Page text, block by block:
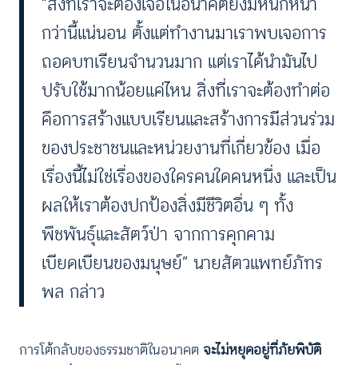
กว่านี้แน่นอน ตั้งแต่ทำงานมาเราพบเจอการ
ถอดบทเรียนจำนวนมาก แต่เราได้นำมันไป
ปรับใช้มากน้อยแค่ไหน สิ่งที่เราจะต้องทำต่อ
คือการสร้างแบบเรียนและสร้างการมีส่วนร่วม
ของประชาชนและหน่วยงานที่เกี่ยวข้อง เมื่อ
เรื่องนี้ไม่ใช่เรื่องของใครคนใดคนหนึ่ง และเป็น
ผลให้เราต้องปกป้องสิ่งมีชีวิตอื่น ๆ ทั้ง
พืชพันธุ์และสัตว์ป่า จากการคุกคาม
เบียดเบียนของมนุษย์” นายสัตวแพทย์ภัทร
พล กล่าว
การโต้กลับของธรรมชาติในอนาคต จะไม่หยุดอยู่ที่ภัยพิบัติ